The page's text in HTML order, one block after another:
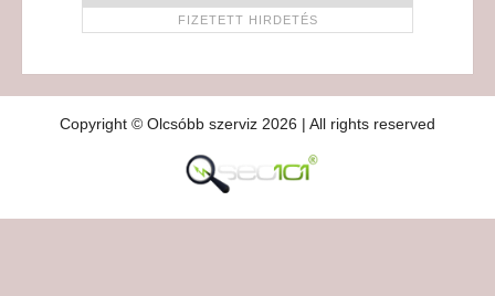
Copyright © Olcsóbb szerviz 2026 | All rights reserved